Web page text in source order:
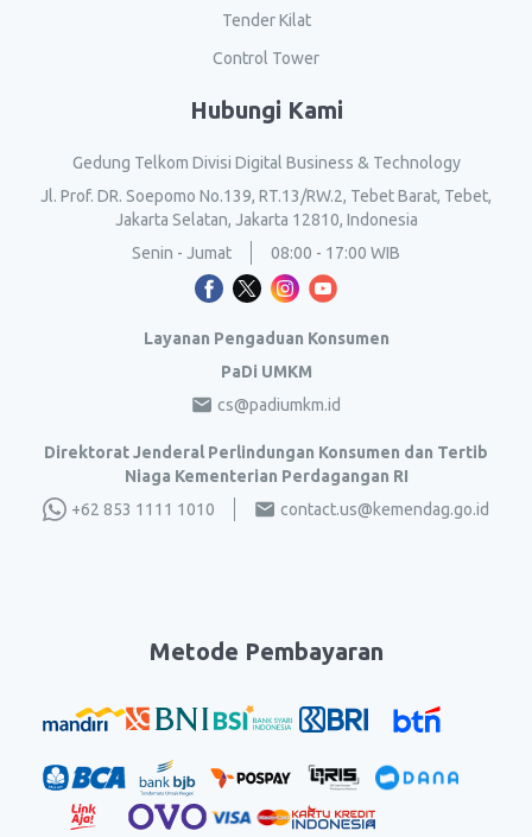
Tender Kilat
Control Tower
Hubungi Kami
Gedung Telkom Divisi Digital Business & Technology
Jl. Prof. DR. Soepomo No.139, RT.13/RW.2, Tebet Barat, Tebet,
Jakarta Selatan, Jakarta 12810, Indonesia
Senin - Jumat
08:00 - 17:00 WIB
Layanan Pengaduan Konsumen
PaDi UMKM
cs@padiumkm.id
Direktorat Jenderal Perlindungan Konsumen dan Tertib
Niaga Kementerian Perdagangan RI
+62 853 1111 1010
contact.us@kemendag.go.id
Metode Pembayaran